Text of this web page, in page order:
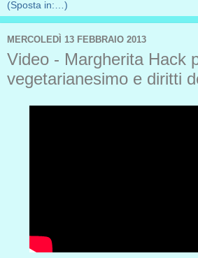
MERCOLEDÌ 13 FEBBRAIO 2013
Video - Margherita Hack
vegetarianesimo e diritti